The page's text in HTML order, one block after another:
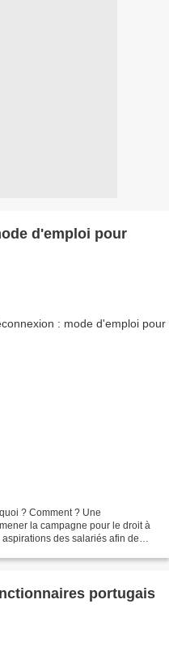
d'emploi pour
? Comment ? Une
la campagne pour le droit à
des salariés afin de
portugais